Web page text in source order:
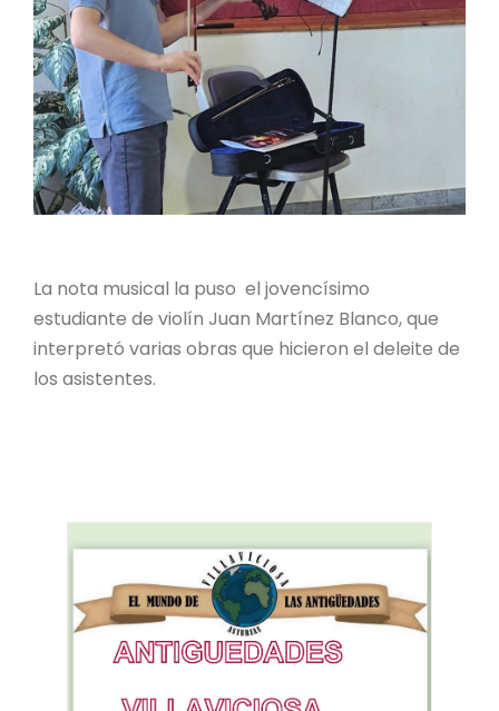
La nota musical la puso el jovencísimo
estudiante de violín Juan Martínez Blanco, que
interpretó varias obras que hicieron el deleite de
los asistentes.